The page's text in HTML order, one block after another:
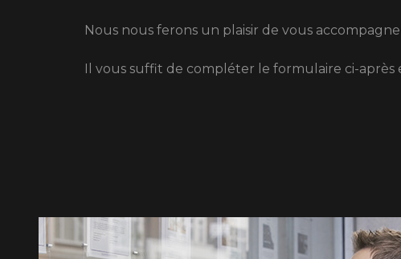
Nous nous ferons un plaisir de vous
Il vous suffit de compléter le formulaire ci-